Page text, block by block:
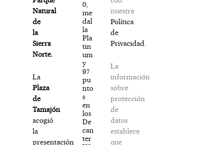
Natural
de
la
Sierra
Norte.
La
Plaza
de
Tamajón
acogió
la
presentación
0,
me
dal
la
Pla
tin
um
y
97
pu
nto
s
en
los
De
can
ter
nuestra
Política
de
Privacidad
La
información
sobre
protección
de
datos
establece
que